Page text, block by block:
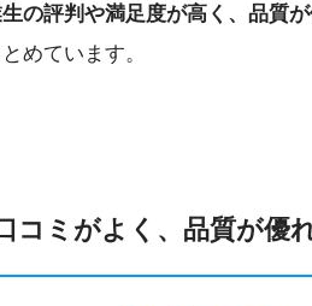
生の評判や満足度が高く、品質
めています。
コミがよく、品質が優